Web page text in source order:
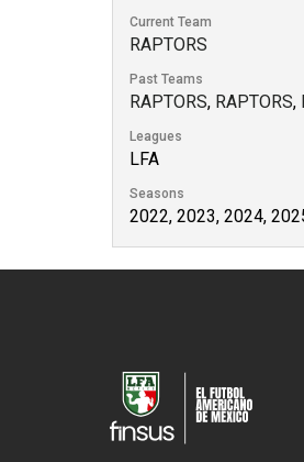
Current Team
RAPTORS
Past Teams
RAPTORS, RAPTORS,
Leagues
LFA
Seasons
2022, 2023, 2024,